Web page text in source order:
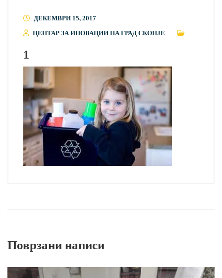
ДЕКЕМВРИ 15, 2017
ЦЕНТАР ЗА ИНОВАЦИИ НА ГРАД СКОПЈЕ
1
Поврзани написи